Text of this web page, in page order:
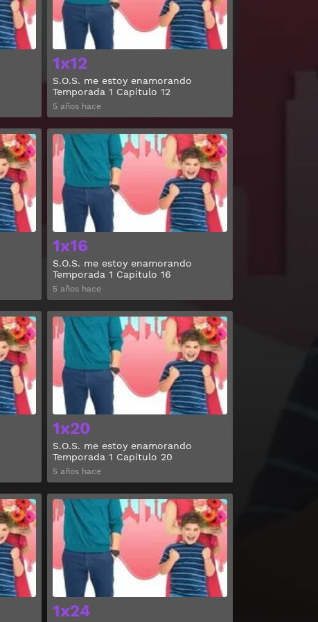
1x12
S.O.S. me estoy enamorando
Temporada 1 Capitulo 12
5 años hace
Ver
1x16
S.O.S. me estoy enamorando
Temporada 1 Capitulo 16
5 años hace
Ver
1x20
S.O.S. me estoy enamorando
Temporada 1 Capitulo 20
5 años hace
Ver
1x24